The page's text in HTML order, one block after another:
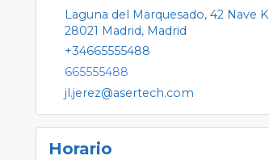
Laguna del Marquesado, 42 Nave K
28021 Madrid, Madrid
+34665555488
665555488
jl.jerez@asertech.com
Horario